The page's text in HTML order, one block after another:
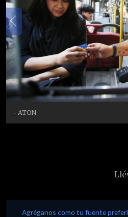
- ATON
Agréganos como tu fuente